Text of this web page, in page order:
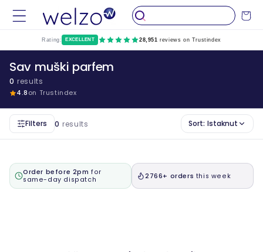
na
sadržaj
Kolica
Rating: EXCELLENT 28,951 reviews on Trustindex
Sav muški parfem
0 results
4.8on Trustindex
Filters 0 results Sort: Istaknut
Order before 2pm for
same-day dispatch
2766+ orders this week